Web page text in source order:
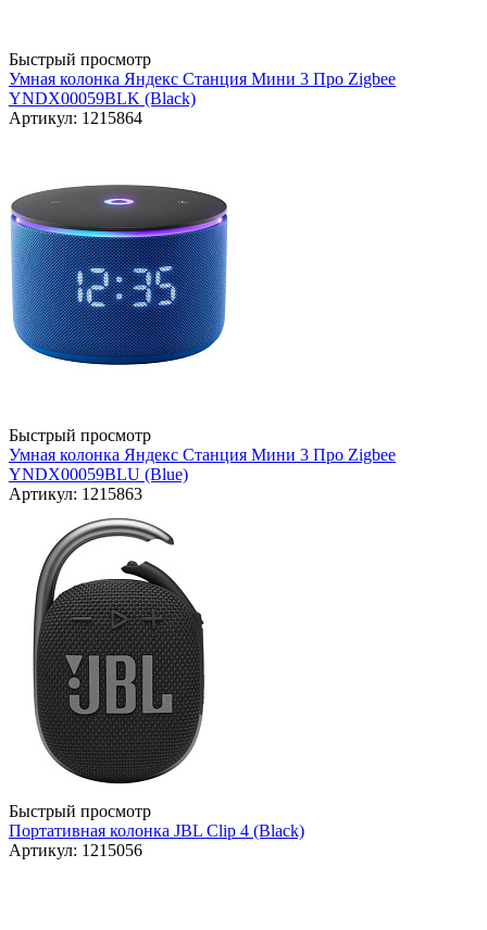
Быстрый просмотр
Умная колонка Яндекс Станция Мини 3 Про Zigbee
YNDX00059BLK (Black)
Артикул: 1215864
Быстрый просмотр
Умная колонка Яндекс Станция Мини 3 Про Zigbee
YNDX00059BLU (Blue)
Артикул: 1215863
Быстрый просмотр
Портативная колонка JBL Clip 4 (Black)
Артикул: 1215056